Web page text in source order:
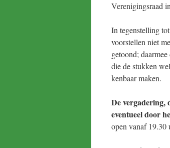
Verenigingsraad
In tegenstelling
voorstellen niet
getoond;
die de stukken
kenbaar maken.
De vergadering,
eventueel door
open vanaf 19.30